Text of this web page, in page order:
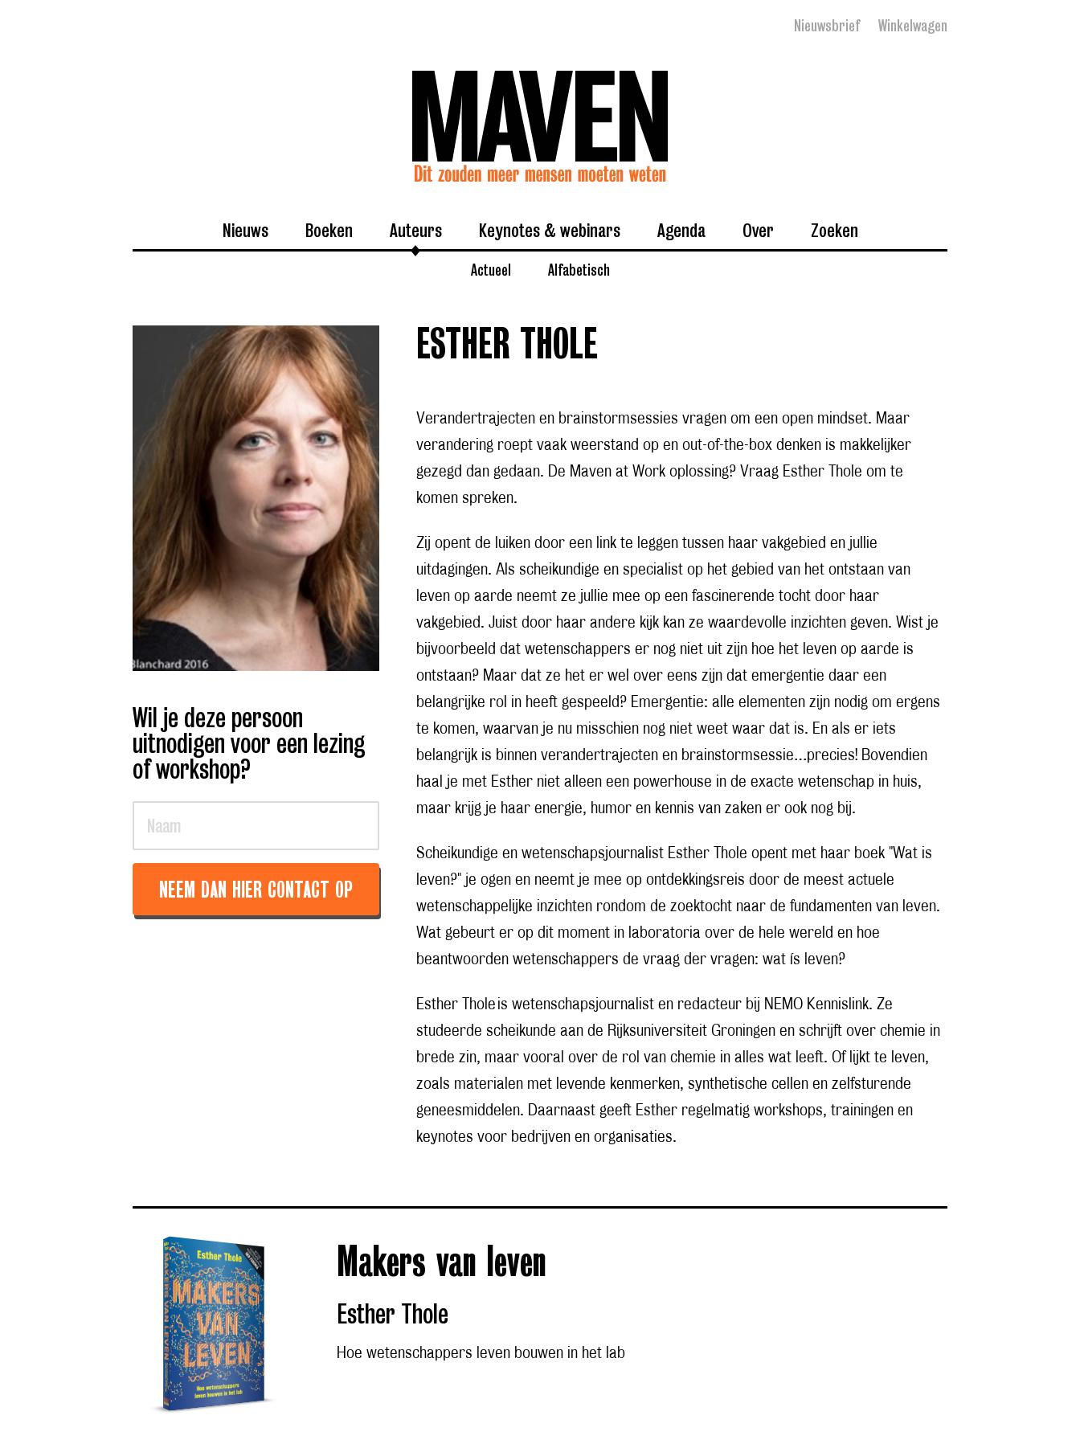
Nieuwsbrief Winkelwagen
Nieuws Boeken Auteurs
Actueel Alfabetisch
Keynotes & webinars Agenda Over Zoeken
Wil je deze persoon
uitnodigen voor een lezing
of workshop?
NEEM DAN HIER CONTACT OP
ESTHER THOLE
Verandertrajecten en brainstormsessies vragen om een open mindset. Maar
verandering roept vaak weerstand op en out-of-the-box denken is makkelijker
gezegd dan gedaan. De Maven at Work oplossing? Vraag Esther Thole om te
komen spreken.
Zij opent de luiken door een link te leggen tussen haar vakgebied en jullie
uitdagingen. Als scheikundige en specialist op het gebied van het ontstaan van
leven op aarde neemt ze jullie mee op een fascinerende tocht door haar
vakgebied. Juist door haar andere kijk kan ze waardevolle inzichten geven. Wist je
bijvoorbeeld dat wetenschappers er nog niet uit zijn hoe het leven op aarde is
ontstaan? Maar dat ze het er wel over eens zijn dat emergentie daar een
belangrijke rol in heeft gespeeld? Emergentie: alle elementen zijn nodig om ergens
te komen, waarvan je nu misschien nog niet weet waar dat is. En als er iets
belangrijk is binnen verandertrajecten en brainstormsessie…precies! Bovendien
haal je met Esther niet alleen een powerhouse in de exacte wetenschap in huis,
maar krijg je haar energie, humor en kennis van zaken er ook nog bij.
Scheikundige en wetenschapsjournalist Esther Thole opent met haar boek "Wat is
leven?" je ogen en neemt je mee op ontdekkingsreis door de meest actuele
wetenschappelijke inzichten rondom de zoektocht naar de fundamenten van leven.
Wat gebeurt er op dit moment in laboratoria over de hele wereld en hoe
beantwoorden wetenschappers de vraag der vragen: wat ís leven?
Esther Thole is wetenschapsjournalist en redacteur bij NEMO Kennislink. Ze
studeerde scheikunde aan de Rijksuniversiteit Groningen en schrijft over chemie in
brede zin, maar vooral over de rol van chemie in alles wat leeft. Of lijkt te leven,
zoals materialen met levende kenmerken, synthetische cellen en zelfsturende
geneesmiddelen. Daarnaast geeft Esther regelmatig workshops, trainingen en
keynotes voor bedrijven en organisaties.
Makers van leven
Esther Thole
Hoe wetenschappers leven bouwen in het lab